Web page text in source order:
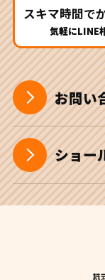
スキマ時間で
気軽にLINE
お問い
ショー